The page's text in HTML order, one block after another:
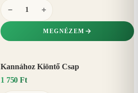
− +
MEGNÉZEM
Kannához Kiöntő Csap
1 750 Ft